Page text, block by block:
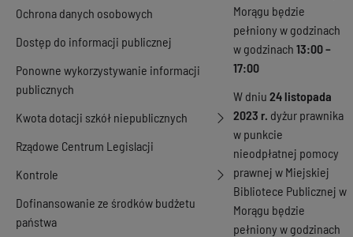
Ochrona danych osobowych
Dostęp do informacji publicznej
Ponowne wykorzystywanie informacji
publicznych
Kwota dotacji szkół niepublicznych
Rządowe Centrum Legislacji
Kontrole
Dofinansowanie ze środków budżetu
państwa
Morągu będzie
pełniony w godzinach
w godzinach 13:00 –
17:00
W dniu 24 listopada
2023 r. dyżur prawnika
w punkcie
nieodpłatnej pomocy
prawnej w Miejskiej
Bibliotece Publicznej w
Morągu będzie
pełniony w godzinach